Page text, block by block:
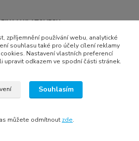
V KLATOVECH
| Internet media marketing
na
Eshop-rychle.cz
zpříjemnění používání webu, analytické
souhlasu také pro účely cílení reklamy
Nastavení vlastních preferencí
upravit odkazem ve spodní části stránek.
Souhlasím
můžete odmítnout zde.